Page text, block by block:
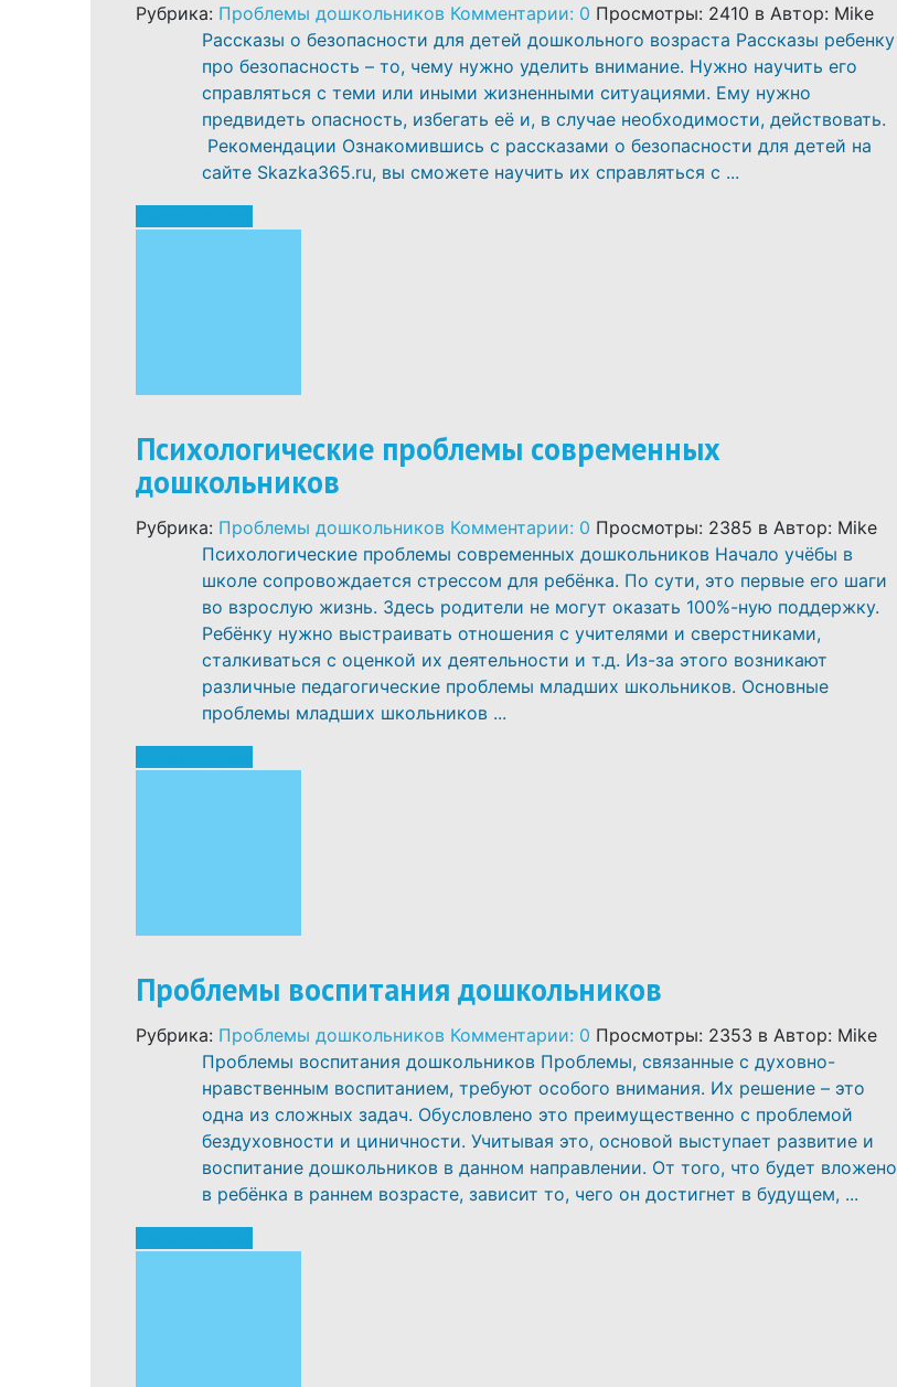
Рубрика: Проблемы дошкольников Комментарии: 0 Просмотры: 2410 в Автор: Mike
Рассказы о безопасности для детей дошкольного возраста Рассказы ребенку
про безопасность – то, чему нужно уделить внимание. Нужно научить его
справляться с теми или иными жизненными ситуациями. Ему нужно
предвидеть опасность, избегать её и, в случае необходимости, действовать.
Рекомендации Ознакомившись с рассказами о безопасности для детей на
сайте Skazka365.ru, вы сможете научить их справляться с ...
Психологические проблемы современных
дошкольников
Рубрика: Проблемы дошкольников Комментарии: 0 Просмотры: 2385 в Автор: Mike
Психологические проблемы современных дошкольников Начало учёбы в
школе сопровождается стрессом для ребёнка. По сути, это первые его шаги
во взрослую жизнь. Здесь родители не могут оказать 100%-ную поддержку.
Ребёнку нужно выстраивать отношения с учителями и сверстниками,
сталкиваться с оценкой их деятельности и т.д. Из-за этого возникают
различные педагогические проблемы младших школьников. Основные
проблемы младших школьников ...
Проблемы воспитания дошкольников
Рубрика: Проблемы дошкольников Комментарии: 0 Просмотры: 2353 в Автор: Mike
Проблемы воспитания дошкольников Проблемы, связанные с духовно-
нравственным воспитанием, требуют особого внимания. Их решение – это
одна из сложных задач. Обусловлено это преимущественно с проблемой
бездуховности и циничности. Учитывая это, основой выступает развитие и
воспитание дошкольников в данном направлении. От того, что будет вложено
в ребёнка в раннем возрасте, зависит то, чего он достигнет в будущем, ...